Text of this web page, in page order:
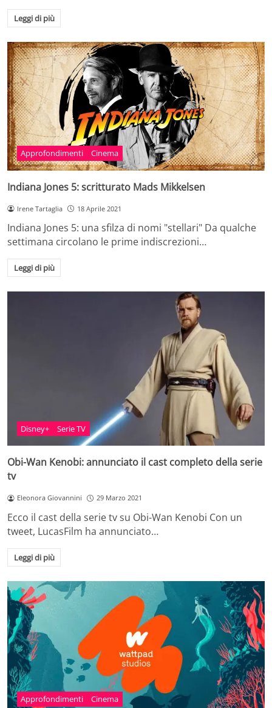
Leggi di più
Approfondimenti Cinema
Indiana Jones 5: scritturato Mads Mikkelsen
Irene Tartaglia 18 Aprile 2021
Indiana Jones 5: una sfilza di nomi "stellari" Da qualche
settimana circolano le prime indiscrezioni…
Leggi di più
Disney+ Serie TV
Obi-Wan Kenobi: annunciato il cast completo della serie
tv
Eleonora Giovannini 29 Marzo 2021
Ecco il cast della serie tv su Obi-Wan Kenobi Con un
tweet, LucasFilm ha annunciato…
Leggi di più
Approfondimenti Cinema